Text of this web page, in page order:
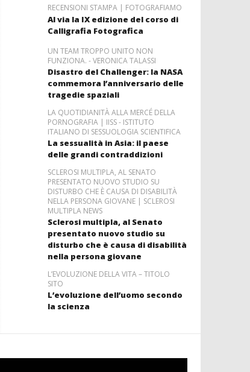
RECENSIONI STAMPA | FOTOGRAFIAMO
Al via la IX edizione del corso di
Calligrafia Fotografica
UN TEAM TROPPO UNITO NON
FUNZIONA. - VERONICA TALASSI
Disastro del Challenger: la NASA
commemora l’anniversario delle
tragedie spaziali
LA QUOTIDIANITÀ ALLA MERCÉ DELLA
PORNOGRAFIA | IISS - ISTITUTO
ITALIANO DI SESSUOLOGIA SCIENTIFICA
La sessualità in Asia: il paese
delle grandi contraddizioni
SCLEROSI MULTIPLA, AL SENATO
PRESENTATO NUOVO STUDIO SU
DISTURBO CHE È CAUSA DI DISABILITÀ
NELLA PERSONA GIOVANE | SCLEROSI
MULTIPLA NEWS
Sclerosi multipla, al Senato
presentato nuovo studio su
disturbo che è causa di disabilità
nella persona giovane
L’EVOLUZIONE DELLA VITA – TITOLO
SITO
L’evoluzione dell’uomo secondo
la scienza